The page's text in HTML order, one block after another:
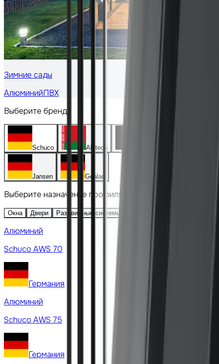
Зимние сады
АлюминийПВХ
Выберите бренд
Schuco Alutech
Jansen Gealan
Выберите назначение профиля
Окна Двери Раздвижные системы
Алюминий
Schuco AWS 70
Германия
Алюминий
Schuco AWS 75
Германия